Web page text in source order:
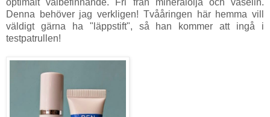
optimalt välbefinnande. Fri från mineralolja och vaselin.
Denna behöver jag verkligen! Tvååringen här hemma vill
väldigt gärna ha "läppstift", så han kommer att ingå i
testpatrullen!